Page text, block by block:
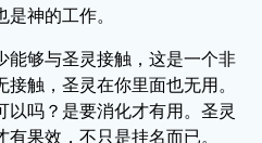
神的工作。
能够与圣灵接触，这是一个非
触，圣灵在你里面也无用。
以吗？是要消化才有用。圣灵
果效，不只是挂名而已。